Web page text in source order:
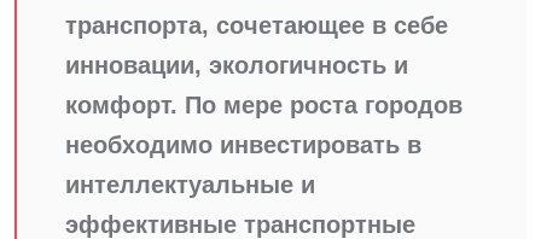
транспорта, сочетающее в себе
инновации, экологичность и
комфорт. По мере роста городов
необходимо инвестировать в
интеллектуальные и
эффективные транспортные